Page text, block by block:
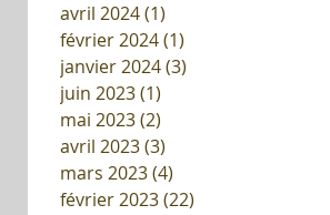
avril 2024(1)
février 2024(1)
janvier 2024(3)
juin 2023(1)
mai 2023(2)
avril 2023(3)
mars 2023(4)
février 2023(22)